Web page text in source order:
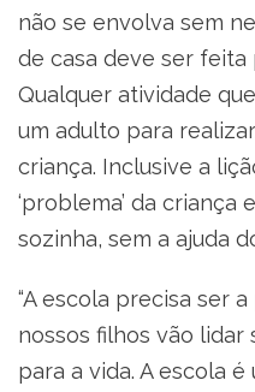
não se envolva sem
de casa deve ser feita
Qualquer atividade
um adulto para
criança. Inclusive a
‘problema’ da
sozinha, sem a ajuda
“A escola precisa ser
nossos filhos vão lidar
para a vida. A escola